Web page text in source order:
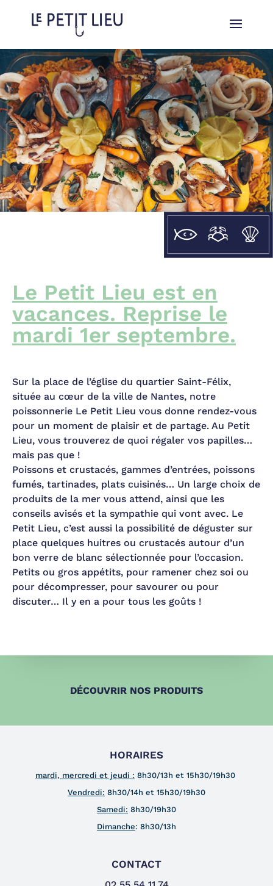
Le Petit Lieu est en
vacances. Reprise le
mardi 1er septembre.
Sur la place de l’église du quartier Saint-Félix,
située au cœur de la ville de Nantes, notre
poissonnerie Le Petit Lieu vous donne rendez-vous
pour un moment de plaisir et de partage. Au Petit
Lieu, vous trouverez de quoi régaler vos papilles…
mais pas que !
Poissons et crustacés, gammes d’entrées, poissons
fumés, tartinades, plats cuisinés… Un large choix de
produits de la mer vous attend, ainsi que les
conseils avisés et la sympathie qui vont avec. Le
Petit Lieu, c’est aussi la possibilité de déguster sur
place quelques huitres ou crustacés autour d’un
bon verre de blanc sélectionnée pour l’occasion.
Petits ou gros appétits, pour ramener chez soi ou
pour décompresser, pour savourer ou pour
discuter… Il y en a pour tous les goûts !
DÉCOUVRIR NOS PRODUITS
HORAIRES
mardi, mercredi et jeudi : 8h30/13h et 15h30/19h30
Vendredi: 8h30/14h et 15h30/19h30
Samedi: 8h30/19h30
Dimanche: 8h30/13h
CONTACT